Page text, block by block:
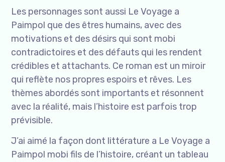
Les personnages sont aussi Le Voyage a
Paimpol que des êtres humains, avec des
motivations et des désirs qui sont mobi
contradictoires et des défauts qui les rendent
crédibles et attachants. Ce roman est un miroir
qui reflète nos propres espoirs et rêves. Les
thèmes abordés sont importants et résonnent
avec la réalité, mais l’histoire est parfois trop
prévisible.
J’ai aimé la façon dont littérature a Le Voyage a
Paimpol mobi fils de l’histoire, créant un tableau